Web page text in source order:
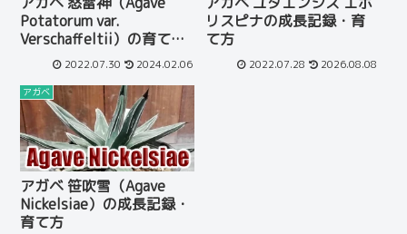
Potatorum var.
Verschaffeltii）の育て方
と成長記録2022.07.30 2024.02.06
リスピナの成長記録・育
て方
2022.07.28 2026.08.08
アガベ
アガベ 笹吹雪（Agave
Nickelsiae）の成長記録・
育て方